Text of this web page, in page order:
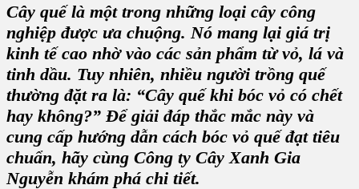
Cây quế là một trong những loại cây công
nghiệp được ưa chuộng. Nó mang lại giá trị
kinh tế cao nhờ vào các sản phẩm từ vỏ, lá và
tinh dầu. Tuy nhiên, nhiều người trồng quế
thường đặt ra là: “Cây quế khi bóc vỏ có chết
hay không?” Để giải đáp thắc mắc này và
cung cấp hướng dẫn cách bóc vỏ quế đạt tiêu
chuẩn, hãy cùng Công ty Cây Xanh Gia
Nguyễn khám phá chi tiết.